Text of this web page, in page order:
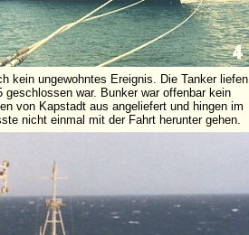
kein ungewohntes Ereignis. Die Tanker liefen
war. Bunker war offenbar kein
von Kapstadt aus angeliefert und hingen im
nicht einmal mit der Fahrt herunter gehen.